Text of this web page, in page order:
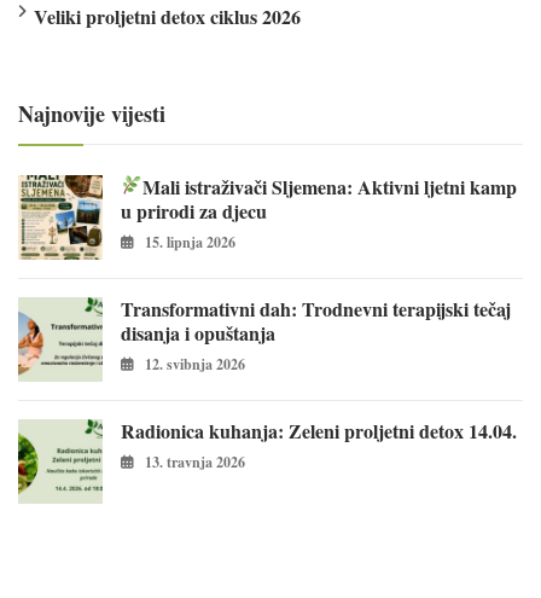
Veliki proljetni detox ciklus 2026
Najnovije vijesti
Mali istraživači Sljemena: Aktivni ljetni kamp
u prirodi za djecu
15. lipnja 2026
Transformativni dah: Trodnevni terapijski tečaj
disanja i opuštanja
12. svibnja 2026
Radionica kuhanja: Zeleni proljetni detox 14.04.
13. travnja 2026